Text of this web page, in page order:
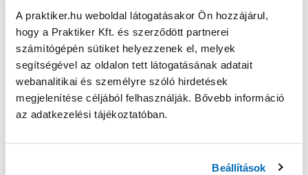
A praktiker.hu weboldal látogatásakor Ön hozzájárul,
hogy a Praktiker Kft. és szerződött partnerei
számítógépén sütiket helyezzenek el, melyek
segítségével az oldalon tett látogatásának adatait
webanalitikai és személyre szóló hirdetések
megjelenítése céljából felhasználják. Bővebb információ
az adatkezelési tájékoztatóban.
Beállítások
Oldal újratöltése